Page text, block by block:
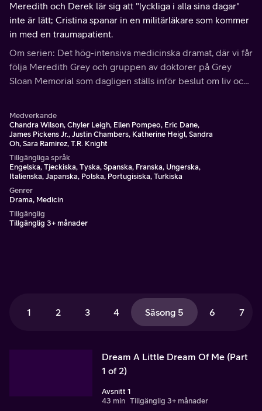
Meredith och Derek lär sig att "lyckliga i alla sina dagar"
inte är lätt; Cristina spanar in en militärläkare som kommer
in med en traumapatient.
Om serien: Det hög-intensiva medicinska dramat, där vi får
följa Meredith Grey och gruppen av doktorer på Grey
Sloan Memorial som dagligen ställs inför beslut om liv och
Medverkande
Chandra Wilson, Chyler Leigh, Ellen Pompeo, Eric Dane,
James Pickens Jr., Justin Chambers, Katherine Heigl, Sandra
Oh, Sara Ramirez, T.R. Knight
Tillgängliga språk
Engelska, Tjeckiska, Tyska, Spanska, Franska, Ungerska,
Italienska, Japanska, Polska, Portugisiska, Turkiska
Genrer
Drama, Medicin
Tillgänglig
Tillgänglig 3+ månader
1 2 3 4 Säsong 5 6 7
Dream A Little Dream Of Me (Part
1 of 2)
Avsnitt 1
43 min Tillgänglig 3+ månader